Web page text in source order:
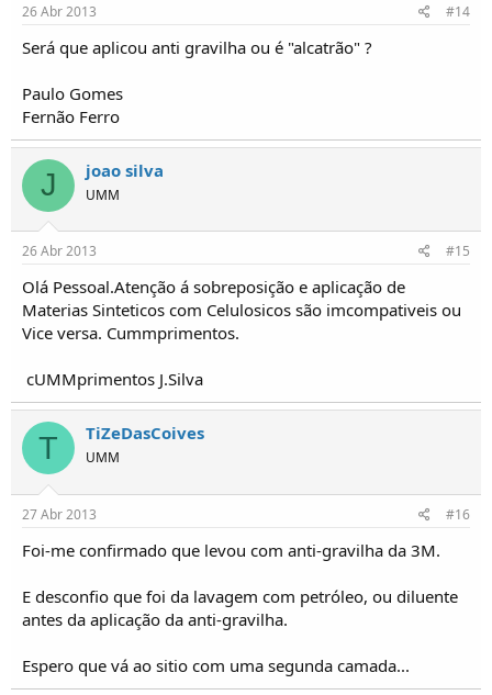
26 Abr 2013 #14
Será que aplicou anti gravilha ou é "alcatrão" ?
Paulo Gomes
Fernão Ferro
J joao silva
UMM
26 Abr 2013 #15
Olá Pessoal.Atenção á sobreposição e aplicação de
Materias Sinteticos com Celulosicos são imcompativeis ou
Vice versa. Cummprimentos.
cUMMprimentos J.Silva
T TiZeDasCoives
UMM
27 Abr 2013 #16
Foi-me confirmado que levou com anti-gravilha da 3M.
E desconfio que foi da lavagem com petróleo, ou diluente
antes da aplicação da anti-gravilha.
Espero que vá ao sitio com uma segunda camada...